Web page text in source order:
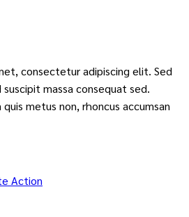
consectetur adipiscing elit. Sed
massa consequat sed.
metus non, rhoncus accumsan